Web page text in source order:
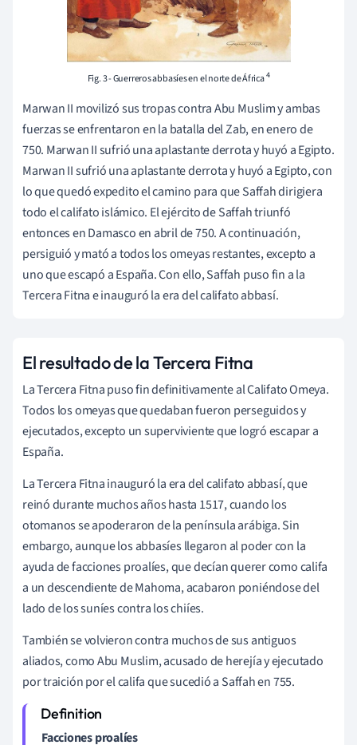
Fig. 3 - Guerreros abbasíes en el norte de África4
Marwan II movilizó sus tropas contra Abu Muslim y ambas
fuerzas se enfrentaron en la batalla del Zab, en enero de
750. Marwan II sufrió una aplastante derrota y huyó a Egipto.
Marwan II sufrió una aplastante derrota y huyó a Egipto, con
lo que quedó expedito el camino para que Saffah dirigiera
todo el califato islámico. El ejército de Saffah triunfó
entonces en Damasco en abril de 750. A continuación,
persiguió y mató a todos los omeyas restantes, excepto a
uno que escapó a España. Con ello, Saffah puso fin a la
Tercera Fitna e inauguró la era del califato abbasí.
El resultado de la Tercera Fitna
La Tercera Fitna puso fin definitivamente al Califato Omeya.
Todos los omeyas que quedaban fueron perseguidos y
ejecutados, excepto un superviviente que logró escapar a
España.
La Tercera Fitna inauguró la era del califato abbasí, que
reinó durante muchos años hasta 1517, cuando los
otomanos se apoderaron de la península arábiga. Sin
embargo, aunque los abbasíes llegaron al poder con la
ayuda de facciones proalíes, que decían querer como califa
a un descendiente de Mahoma, acabaron poniéndose del
lado de los suníes contra los chiíes.
También se volvieron contra muchos de sus antiguos
aliados, como Abu Muslim, acusado de herejía y ejecutado
por traición por el califa que sucedió a Saffah en 755.
Facciones proalíes